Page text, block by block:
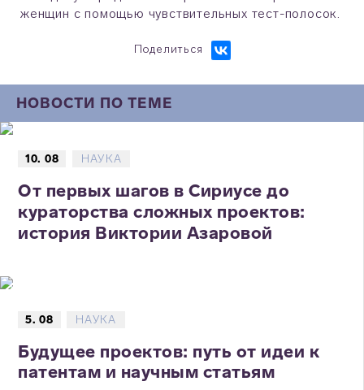
женщин с помощью чувствительных тест-полосок.
Поделиться
НОВОСТИ ПО ТЕМЕ
10. 08 НАУКА
От первых шагов в Сириусе до
кураторства сложных проектов:
история Виктории Азаровой
5. 08 НАУКА
Будущее проектов: путь от идеи к
патентам и научным статьям